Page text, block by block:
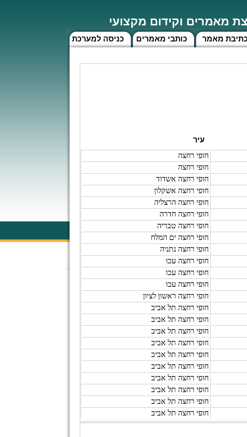
מאמרים וקידום מקצועי
כניסה למערכת כותבי מאמרים כתיבת מאמר
עיר
חופי רחצה
חופי רחצה
חופי רחצה אשדוד
חופי רחצה אשקלון
חופי רחצה הרצליה
חופי רחצה חדרה
חופי רחצה טבריה
חופי רחצה ים המלח
חופי רחצה נתניה
חופי רחצה עכו
חופי רחצה עכו
חופי רחצה עכו
חופי רחצה ראשון לציון
חופי רחצה תל אביב
חופי רחצה תל אביב
חופי רחצה תל אביב
חופי רחצה תל אביב
חופי רחצה תל אביב
חופי רחצה תל אביב
חופי רחצה תל אביב
חופי רחצה תל אביב
חופי רחצה תל אביב
חופי רחצה תל אביב